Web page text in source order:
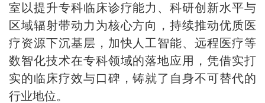
室以提升专科临床诊疗能力、科研创新水平与
区域辐射带动力为核心方向，持续推动优质医
疗资源下沉基层，加快人工智能、远程医疗等
数智化技术在专科领域的落地应用，凭借实打
实的临床疗效与口碑，铸就了自身不可替代的
行业地位。